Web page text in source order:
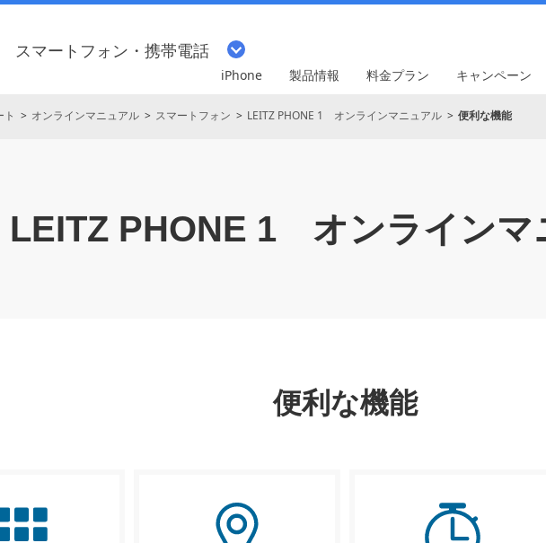
スマートフォン・携帯電話
iPhone 製品情報 料金プラン キャンペーン
ト オンラインマニュアル スマートフォン LEITZ PHONE 1 オンラインマニュアル 便利な機能
LEITZ PHONE 1 オンラインマ
便利な機能